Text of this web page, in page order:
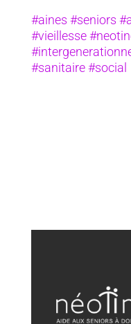
#aines #seniors
#vieillesse
#sanitaire #social